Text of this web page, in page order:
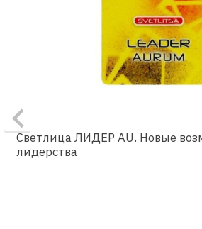
Светлица ЛИДЕР AU. Новые
лидерства